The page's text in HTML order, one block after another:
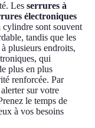
Les serrures à
électroniques
cylindre sont souvent
tandis que les
plusieurs endroits,
qui
plus en plus
renforcée. Par
sur votre
le temps de
à vos besoins